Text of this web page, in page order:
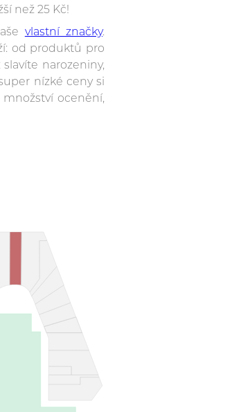
než 25 Kč!
vlastní značky.
od produktů pro
narozeniny,
nízké ceny si
množství ocenění,